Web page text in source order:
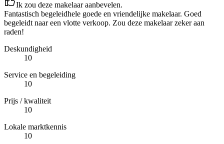
Ik zou deze makelaar aanbevelen.
Fantastisch begeleidhele goede en vriendelijke makelaar. Goed
begeleidt naar een vlotte verkoop. Zou deze makelaar zeker aan
raden!
Deskundigheid
10
Service en begeleiding
10
Prijs / kwaliteit
10
Lokale marktkennis
10